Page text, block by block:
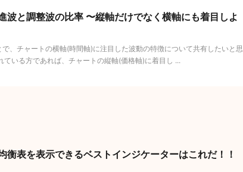
波と調整波の比率 〜縦軸だけでなく横軸にも着目しよ
、チャートの横軸(時間軸)に注目した波動の特徴について共有したいと思
いる方であれば、チャートの縦軸(価格軸)に着目し ...
衡表を表示できるベストインジケーターはこれだ！！